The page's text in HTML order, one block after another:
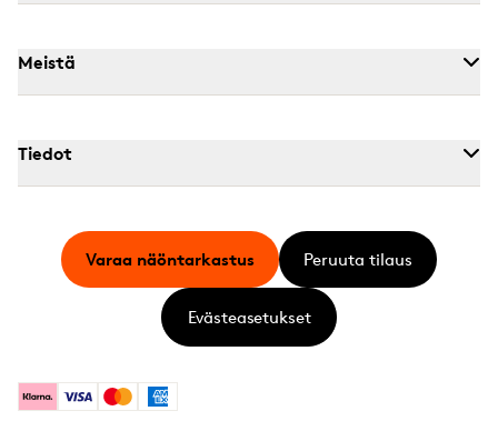
Meistä
Tiedot
KlarnaVisa MastercardAmerican Express
Varaa näöntarkastus Peruuta tilaus
Evästeasetukset